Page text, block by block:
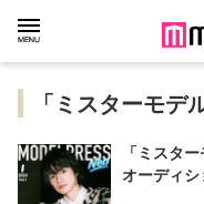
「ミスターモ
「ミスタ
オーディ